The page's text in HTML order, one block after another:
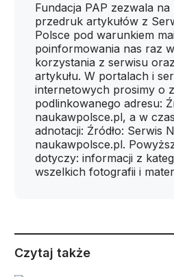
Fundacja PAP zezwala na
przedruk artykułów z
Polsce pod warunkiem
poinformowania nas raz
korzystania z serwisu
artykułu. W portalach i
internetowych prosimy o
podlinkowanego adresu:
naukawpolsce.pl, a w
adnotacji: Źródło: Serwis
naukawpolsce.pl.
dotyczy: informacji z
wszelkich fotografii i
Czytaj także